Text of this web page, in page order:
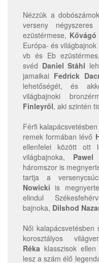
Nézzük a
verseny
ezüstérmese, Kővágó
Európa- és világbajnok
vb és Eb
svéd Daniel Ståhl
jamaikai Fedrick
lehetőségét, és
világbajnoki
Finleyről, aki szintén
Férfi
remek formában lévő
ellenfelei között ott
világbajnoka,
háromszor is
tartja a
Nowicki is
elindul
bajnoka, Dilshod
Női
korosztályos
Réka klasszisok
lesz a szám élő